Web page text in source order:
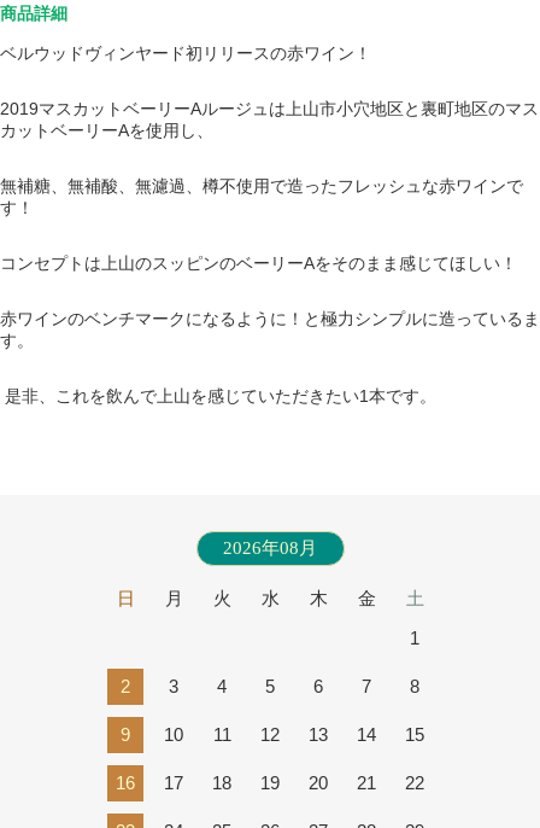
商品詳細
ベルウッドヴィンヤード初リリースの赤ワイン！
2019マスカットベーリーAルージュは上山市小穴地区と裏町地区のマス
カットベーリーAを使用し、
無補糖、無補酸、無濾過、樽不使用で造ったフレッシュな赤ワインで
す！
コンセプトは上山のスッピンのベーリーAをそのまま感じてほしい！
赤ワインのベンチマークになるように！と極力シンプルに造っているま
す。
是非、これを飲んで上山を感じていただきたい1本です。
2026年08月
日 月 火 水 木 金
土
1
2 3 4 5 6 7 8
9 10 11 12 13 14 15
16 17 18 19 20 21 22